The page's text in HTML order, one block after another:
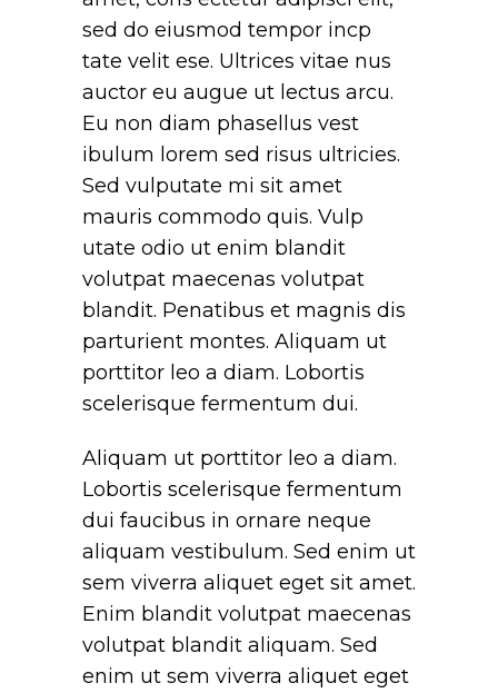
sed do eiusmod tempor incp
tate velit ese. Ultrices vitae nus
auctor eu augue ut lectus arcu.
Eu non diam phasellus vest
ibulum lorem sed risus ultricies.
Sed vulputate mi sit amet
mauris commodo quis. Vulp
utate odio ut enim blandit
volutpat maecenas volutpat
blandit. Penatibus et magnis dis
parturient montes. Aliquam ut
porttitor leo a diam. Lobortis
scelerisque fermentum dui.
Aliquam ut porttitor leo a diam.
Lobortis scelerisque fermentum
dui faucibus in ornare neque
aliquam vestibulum. Sed enim ut
sem viverra aliquet eget sit amet.
Enim blandit volutpat maecenas
volutpat blandit aliquam. Sed
enim ut sem viverra aliquet eget